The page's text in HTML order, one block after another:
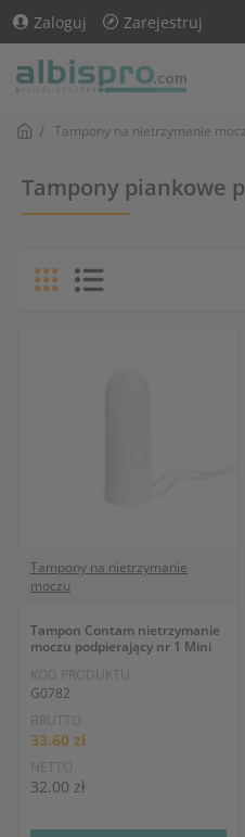
Zaloguj Zarejestruj
Tampony na nietrzymanie
Tampony piankowe
Tampony na nietrzymanie
moczu
Tampon Contam nietrzymanie
moczu podpierający nr 1 Mini
KOD PRODUKTU:
G0782
BRUTTO
33.60 zł
NETTO
32.00 zł